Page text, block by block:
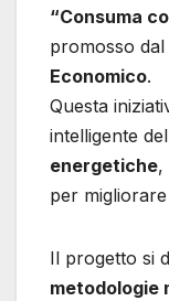
“Consuma
promosso dal
Economico.
Questa
intelligente
energetiche,
per
Il progetto si
metodologie